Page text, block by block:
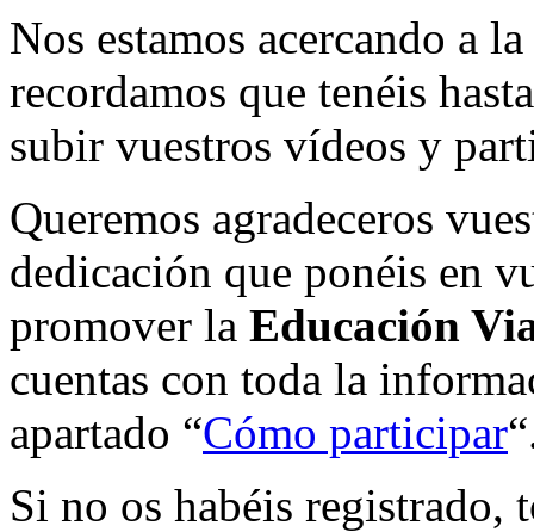
Nos estamos acercando a
recordamos que tenéis
subir vuestros vídeos y
Queremos agradeceros
dedicación que ponéis en
promover la Educación
cuentas con toda la
apartado “Cómo participar
Si no os habéis registrado,